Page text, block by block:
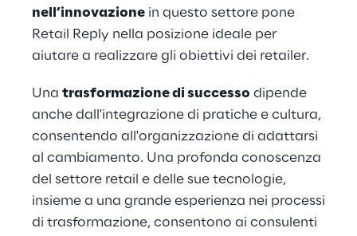
nell’innovazione in questo settore pone
Retail Reply nella posizione ideale per
aiutare a realizzare gli obiettivi dei retailer.
Una trasformazione di successo dipende
anche dall'integrazione di pratiche e cultura,
consentendo all'organizzazione di adattarsi
al cambiamento. Una profonda conoscenza
del settore retail e delle sue tecnologie,
insieme a una grande esperienza nei processi
di trasformazione, consentono ai consulenti